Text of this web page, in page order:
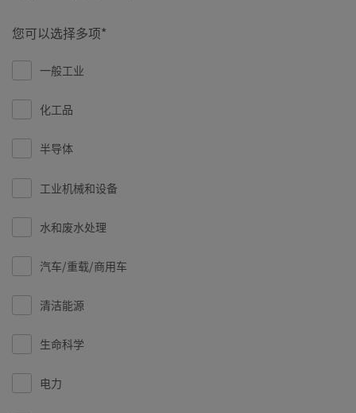
您可以选择多项
一般工业
化工品
半导体
工业机械和设备
水和废水处理
汽车/重载/商用车
清洁能源
生命科学
电力